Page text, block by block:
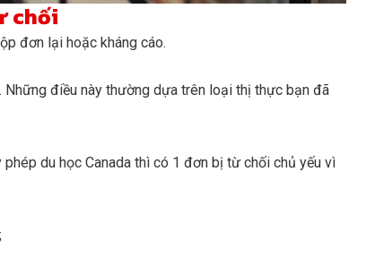
chối
đơn lại hoặc kháng cáo.
điều này thường dựa trên loại thị thực bạn đã
du học Canada thì có 1 đơn bị từ chối chủ yếu vì